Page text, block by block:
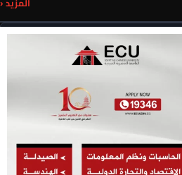
المزيد ‹
يكرم رموزاً مؤثرة ويدعو
.. حين يعرفك الذكاء الاصطناعي
هل ما زالت اختياراتنا حُرّة؟
المزيد ‹